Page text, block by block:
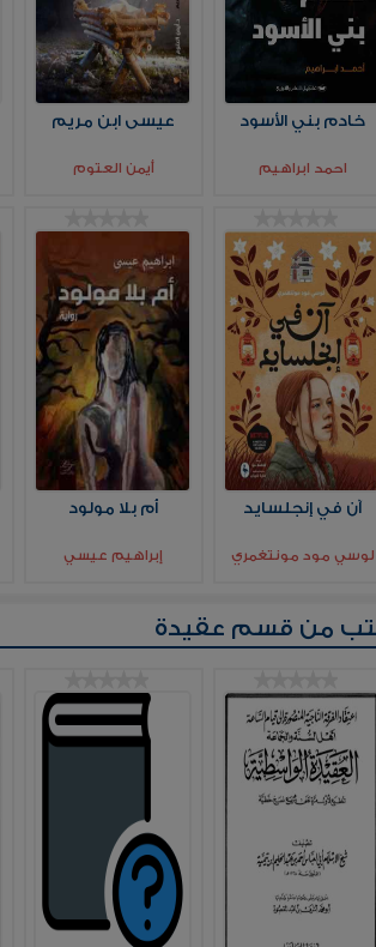
خادم بني الأسود
احمد ابراهيم
عيسى ابن مريم
أيمن العتوم
آن في إنجلسايد
لوسي مود مونتغمري
أم بلا مولود
إبراهيم عيسي
من قسم عقيدة